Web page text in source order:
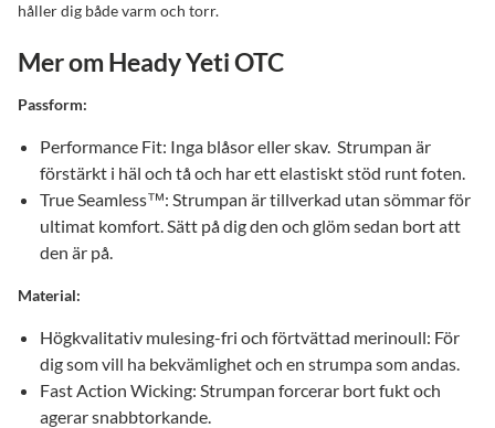
håller dig både varm och torr.
Mer om Heady Yeti OTC
Passform:
Performance Fit: Inga blåsor eller skav. Strumpan är
förstärkt i häl och tå och har ett elastiskt stöd runt foten.
True Seamless™: Strumpan är tillverkad utan sömmar för
ultimat komfort. Sätt på dig den och glöm sedan bort att
den är på.
Material:
Högkvalitativ mulesing-fri och förtvättad merinoull: För
dig som vill ha bekvämlighet och en strumpa som andas.
Fast Action Wicking: Strumpan forcerar bort fukt och
agerar snabbtorkande.